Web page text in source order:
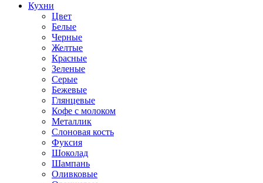
Кухни
Цвет
Белые
Черные
Желтые
Красные
Зеленые
Серые
Бежевые
Глянцевые
Кофе с молоком
Металлик
Слоновая кость
Фуксия
Шоколад
Шампань
Оливковые